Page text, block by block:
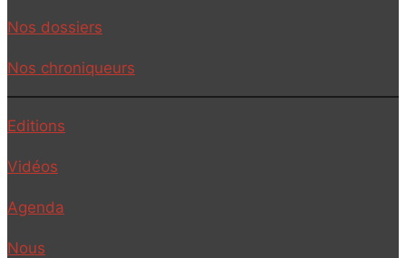
Nos dossiers
Nos chroniqueurs
Editions
Vidéos
Agenda
Nous